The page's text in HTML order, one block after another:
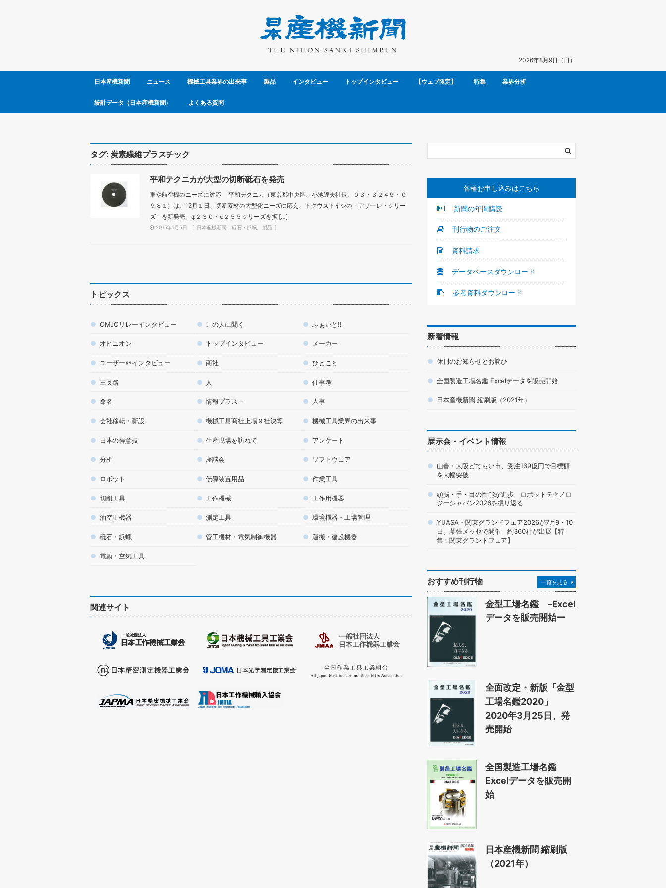
2026年8月9日（日）
日本産機新聞 ニュース 機械工具業界の出来事 製品 インタビュー トップインタビュー 【ウェブ限定】 特集 業界分析
統計データ（日本産機新聞） よくある質問
タグ: 炭素繊維プラスチック
平和テクニカが大型の切断砥石を発売
車や航空機のニーズに対応 平和テクニカ（東京都中央区、小池達夫社長、０３・３２４９・０
９８１）は、12月１日、切断素材の大型化ニーズに応え、トクウストイシの「アザ―レ・シリー
ズ」を新発売。φ２３０・φ２５５シリーズを拡 […]
2015年1月5日 日本産機新聞 砥石・鋲螺 製品
トピックス
OMJCリレーインタビュー この人に聞く ふぁいと!!
オピニオン トップインタビュー メーカー
ユーザー＠インタビュー 商社 ひとこと
三叉路 人 仕事考
命名 情報プラス＋ 人事
会社移転・新設 機械工具商社上場９社決算 機械工具業界の出来事
日本の得意技 生産現場を訪ねて アンケート
分析 座談会 ソフトウェア
ロボット 伝導装置用品 作業工具
切削工具 工作機械 工作用機器
油空圧機器 測定工具 環境機器・工場管理
砥石・鋲螺 管工機材・電気制御機器 運搬・建設機器
電動・空気工具
関連サイト
各種お申し込みはこちら
新聞の年間購読
刊行物のご注文
資料請求
データベースダウンロード
参考資料ダウンロード
新着情報
休刊のお知らせとお詫び
全国製造工場名鑑 Excelデータを販売開始
日本産機新聞 縮刷版（2021年）
展示会・イベント情報
山善・大阪どてらい市、受注169億円で目標額
を大幅突破
頭脳・手・目の性能が進歩 ロボットテクノロ
ジージャパン2026を振り返る
YUASA・関東グランドフェア2026が7月9・10
日、幕張メッセで開催 約360社が出展【特
集：関東グランドフェア】
おすすめ刊行物 一覧を見る
金型工場名鑑 –Excel
データを販売開始ー
全面改定・新版「金型
工場名鑑2020」
2020年3月25日、発
売開始
全国製造工場名鑑
Excelデータを販売開
始
日本産機新聞 縮刷版
（2021年）